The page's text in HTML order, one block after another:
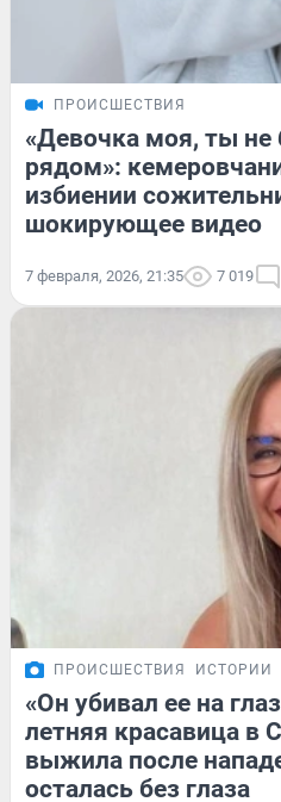
ПРОИСШЕСТВИЯ
«Девочка моя, ты не
рядом»:
избиении
шокирующее видео
7 февраля, 2026, 21:35 7 019
ПРОИСШЕСТВИЯ ИСТОРИИ
«Он убивал ее на
летняя красавица в
выжила после
осталась без глаза